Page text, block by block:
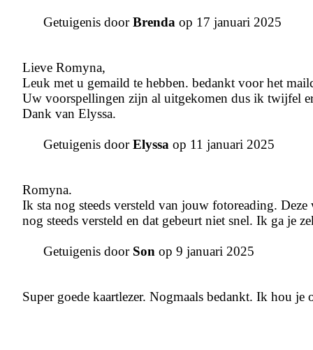
Getuigenis doorBrenda op 17 januari 2025
Lieve Romyna,
Leuk met u gemaild te hebben. bedankt voor het
Uw voorspellingen zijn al uitgekomen dus ik twijfel
Dank van Elyssa.
Getuigenis doorElyssa op 11 januari 2025
Romyna.
Ik sta nog steeds versteld van jouw fotoreading.
nog steeds versteld en dat gebeurt niet snel. Ik ga je
Getuigenis door Son op 9 januari 2025
Super goede kaartlezer. Nogmaals bedankt. Ik hou je